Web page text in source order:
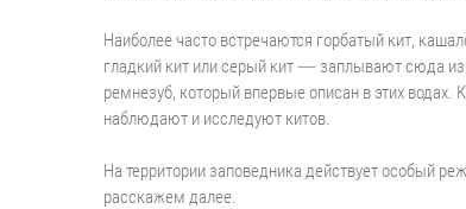
Наиболее часто встречаются горбатый кит,
гладкий кит или серый кит — заплывают сюда
ремнезуб, который впервые описан в этих
наблюдают и исследуют китов.
На территории заповедника действует особый
расскажем далее.